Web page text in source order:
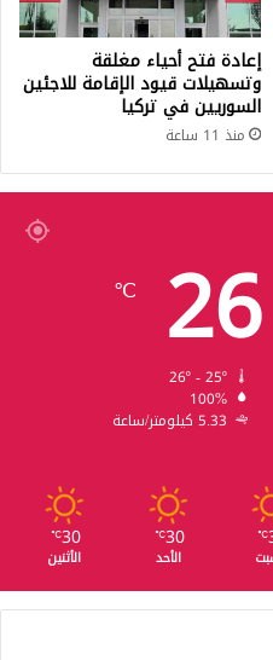
إعادة فتح أحياء مغلقة
وتسهيلات قيود الإقامة للاجئين
السوريين في تركيا
منذ 11 ساعة
26
℃
100%
5.33 كيلومتر/ساعة
℃
30
℃
الأحد
30
℃
الأثنين